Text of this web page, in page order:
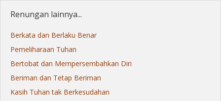
Renungan lainnya...
Berkata dan Berlaku Benar
Pemeliharaan Tuhan
Bertobat dan Mempersembahkan Diri
Beriman dan Tetap Beriman
Kasih Tuhan tak Berkesudahan